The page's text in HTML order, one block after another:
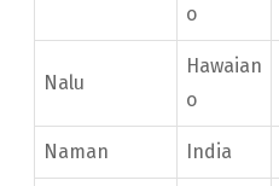
o
Nalu
Hawaian
o
Naman India